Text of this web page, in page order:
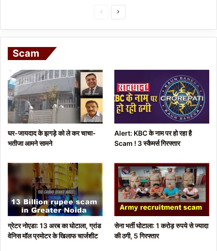
e
u
p
e
x
g
e
Scam
घर-जायदाद के झगड़े को ले कर चाचा-
भतीजा आमने सामने
Alert: KBC के नाम पर हो रहा है
Scam ! 3 स्कैमर्स गिरफ्तार
ग्रेटर नोएडा: 13 अरब का घोटाला, ग्रांड
वेनिस मॉल प्रमोटर के खिलाफ चार्जशीट
सेना भर्ती घोटाला: 1 करोड़ रुपये से ज्यादा
की ठगी, 5 गिरफ्तार